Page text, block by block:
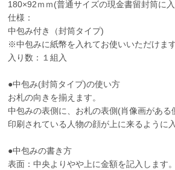
180×92ｍｍ(普通サイズの現金書留封筒に
仕様：
中包み付き（封筒タイプ)
※中包みに紙幣を入れてお使いいただけます
入り数：１組入
●中包み(封筒タイプ)の使い方
お札の向きを揃えます。
中包みの表側に、お札の表側(肖像画がある
印刷されている人物の顔が上に来るように
●中包みの書き方
表面：中央よりやや上に金額を記入します。